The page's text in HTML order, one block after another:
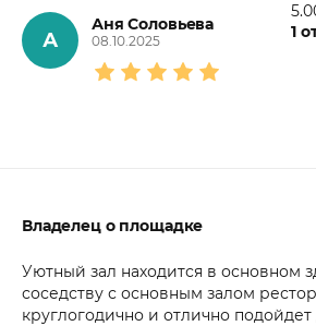
1
А
Аня Соловьева
08.10.2025
Владелец о площадке
Уютный зал находится в основном
соседству с основным залом
круглогодично и отлично